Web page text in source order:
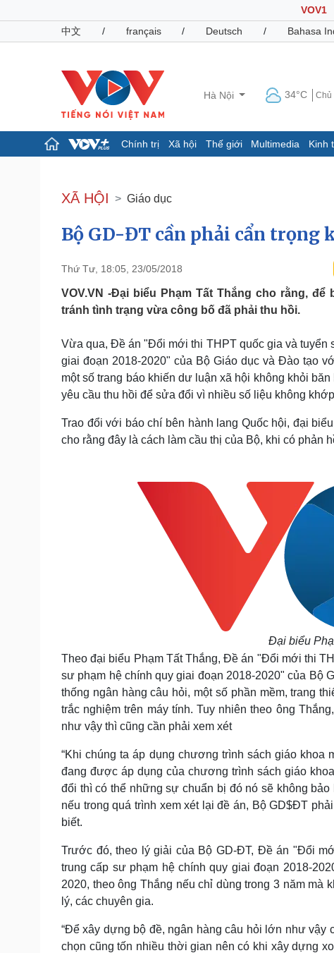
VOV1
中文
/ français / Deutsch / Bahasa
Hà Nội 34°C Chủ
Chính trị Xã hội Thế giới Multimedia Kinh
Đảng
Tổ chức nhân sự
Nhận diện sự thật
Dấu ấn VOV
Pháp luật
Vụ án
Tư vấn luật
Quân sự - Quốc phòng
Vũ khí
Phân tích
Sức khỏe
Cây thuốc
Sản phụ khoa
Làm đẹp - giảm cân
Phòng mạch online
Đời sống
Blog
Tình yêu - Gia đình
XÃ HỘI Giáo dục
Bộ GD-ĐT cần phải cẩn trọng
Thứ Tư, 18:05, 23/05/2018
VOV.VN -Đại biểu Phạm Tất Thắng cho rằng,
tránh tình trạng vừa công bố đã phải thu hồi.
Vừa qua, Đề án "Đổi mới thi THPT quốc gia và tuyển
giai đoạn 2018-2020" của Bộ Giáo dục và Đào tạo
một số trang báo khiến dư luận xã hội không khỏi
yêu cầu thu hồi để sửa đổi vì nhiều số liệu không
Trao đổi với báo chí bên hành lang Quốc hội, đại
cho rằng đây là cách làm cầu thị của Bộ, khi có phản
Đại biểu
Theo đại biểu Phạm Tất Thắng, Đề án "Đổi mới thi
sư phạm hệ chính quy giai đoạn 2018-2020" của Bộ
thống ngân hàng câu hỏi, một số phần mềm, trang
trắc nghiệm trên máy tính. Tuy nhiên theo ông
như vậy thì cũng cần phải xem xét
“Khi chúng ta áp dụng chương trình sách giáo
đang được áp dụng của chương trình sách giáo
đổi thì có thể những sự chuẩn bị đó nó sẽ không
nếu trong quá trình xem xét lại đề án, Bộ GD$ĐT
biết.
Trước đó, theo lý giải của Bộ GD-ĐT, Đề án "Đổi
trung cấp sư phạm hệ chính quy giai đoạn 2018-
2020, theo ông Thắng nếu chỉ dùng trong 3 năm
lý, các chuyên gia.
“Để xây dựng bộ đề, ngân hàng câu hỏi lớn như
chọn cũng tốn nhiều thời gian nên có khi xây dựng